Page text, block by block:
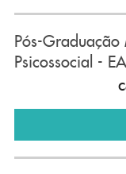
Pós-
Psicossocial -